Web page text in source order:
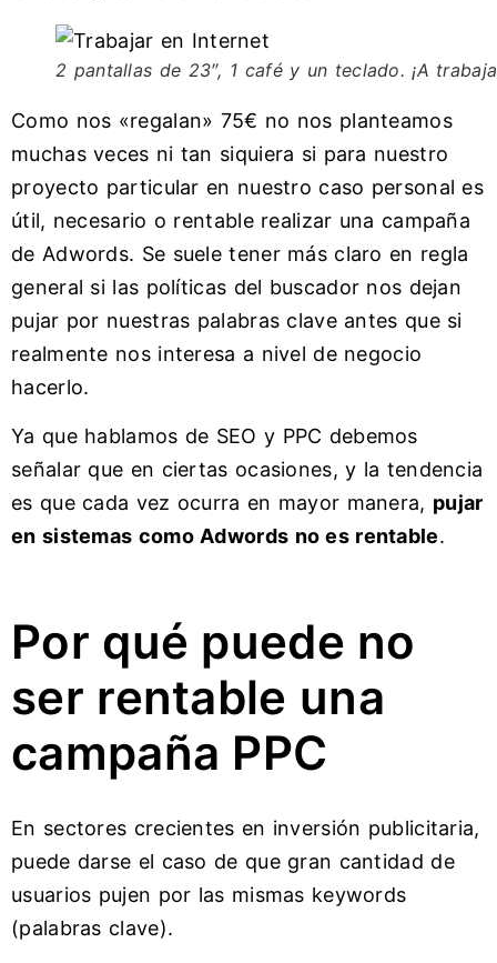
2 pantallas de 23″, 1 café y un teclado. ¡A
Como nos «regalan» 75€ no nos planteamos
muchas veces ni tan siquiera si para nuestro
proyecto particular en nuestro caso personal es
útil, necesario o rentable realizar una campaña
de Adwords. Se suele tener más claro en regla
general si las políticas del buscador nos dejan
pujar por nuestras palabras clave antes que si
realmente nos interesa a nivel de negocio
hacerlo.
Ya que hablamos de SEO y PPC debemos
señalar que en ciertas ocasiones, y la tendencia
es que cada vez ocurra en mayor manera, pujar
en sistemas como Adwords no es rentable.
Por qué puede no
ser rentable una
campaña PPC
En sectores crecientes en inversión publicitaria,
puede darse el caso de que gran cantidad de
usuarios pujen por las mismas keywords
(palabras clave).